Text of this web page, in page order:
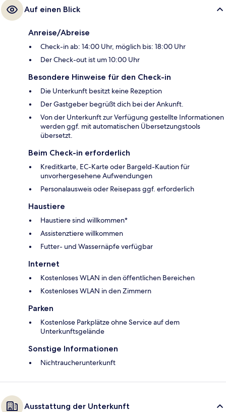
Auf einen Blick
Anreise/Abreise
Check-in ab: 14:00 Uhr, möglich bis: 18:00 Uhr
Der Check-out ist um 10:00 Uhr
Besondere Hinweise für den Check-in
Die Unterkunft besitzt keine Rezeption
Der Gastgeber begrüßt dich bei der Ankunft.
Von der Unterkunft zur Verfügung gestellte Informationen
werden ggf. mit automatischen Übersetzungstools
übersetzt.
Beim Check-in erforderlich
Kreditkarte, EC-Karte oder Bargeld-Kaution für
unvorhergesehene Aufwendungen
Personalausweis oder Reisepass ggf. erforderlich
Haustiere
Haustiere sind willkommen*
Assistenztiere willkommen
Futter- und Wassernäpfe verfügbar
Internet
Kostenloses WLAN in den öffentlichen Bereichen
Kostenloses WLAN in den Zimmern
Parken
Kostenlose Parkplätze ohne Service auf dem
Unterkunftsgelände
Sonstige Informationen
Nichtraucherunterkunft
Ausstattung der Unterkunft